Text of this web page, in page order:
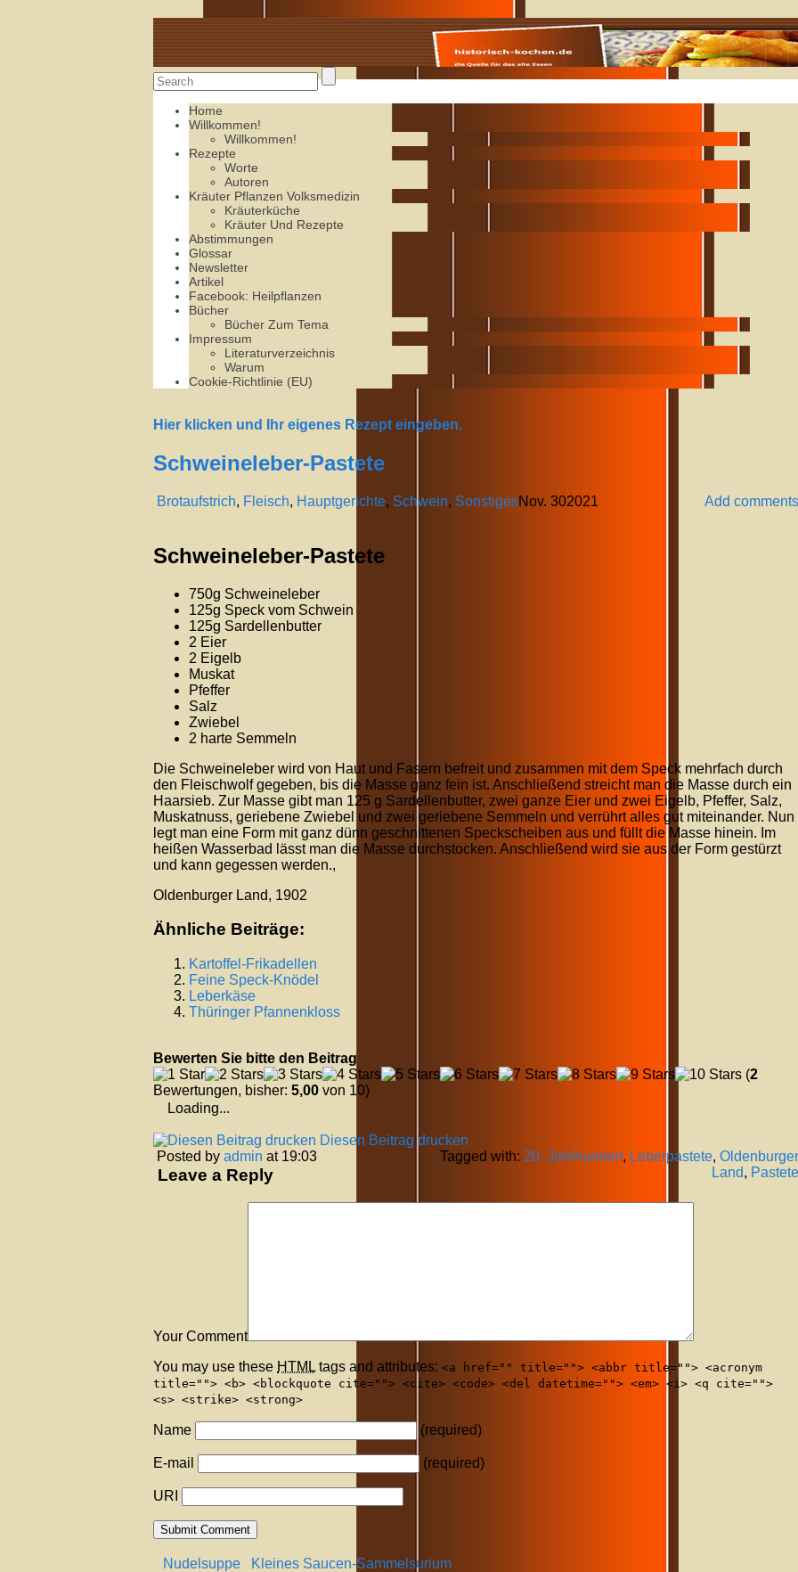
Alte Rezepte online
Home
Willkommen!
Willkommen!
Rezepte
Worte
Autoren
Kräuter Pflanzen Volksmedizin
Kräuterküche
Kräuter Und Rezepte
Abstimmungen
Glossar
Newsletter
Artikel
Facebook: Heilpflanzen
Bücher
Bücher Zum Tema
Impressum
Literaturverzeichnis
Warum
Cookie-Richtlinie (EU)
Hier klicken und Ihr eigenes Rezept eingeben.
Schweineleber-Pastete
Brotaufstrich, Fleisch, Hauptgerichte, Schwein, Sonstiges Add comments
Nov. 302021
Schweineleber-Pastete
750g Schweineleber
125g Speck vom Schwein
125g Sardellenbutter
2 Eier
2 Eigelb
Muskat
Pfeffer
Salz
Zwiebel
2 harte Semmeln
Die Schweineleber wird von Haut und Fasern befreit und zusammen mit dem Speck mehrfach durch
den Fleischwolf gegeben, bis die Masse ganz fein ist. Anschließend streicht man die Masse durch ein
Haarsieb. Zur Masse gibt man 125 g Sardellenbutter, zwei ganze Eier und zwei Eigelb, Pfeffer, Salz,
Muskatnuss, geriebene Zwiebel und zwei geriebene Semmeln und verrührt alles gut miteinander. Nun
legt man eine Form mit ganz dünn geschnittenen Speckscheiben aus und füllt die Masse hinein. Im
heißen Wasserbad lässt man die Masse durchstocken. Anschließend wird sie aus der Form gestürzt
und kann gegessen werden.,
Oldenburger Land, 1902
Ähnliche Beiträge:
Kartoffel-Frikadellen
Feine Speck-Knödel
Leberkäse
Thüringer Pfannenkloss
Bewerten Sie bitte den Beitrag
(2
Bewertungen, bisher: 5,00 von 10)
Loading...
Diesen Beitrag drucken
Posted by admin at 19:03 Tagged with: 20. Jahrhundert, Leberpastete, Oldenburger
Land, Pastete
Leave a Reply
Your Comment
You may use these HTML tags and attributes: <a href="" title=""> <abbr title=""> <acronym
title=""> <b> <blockquote cite=""> <cite> <code> <del datetime=""> <em> <i> <q cite="">
<s> <strike> <strong>
Name (required)
E-mail (required)
URI
Nudelsuppe Kleines Saucen-Sammelsurium